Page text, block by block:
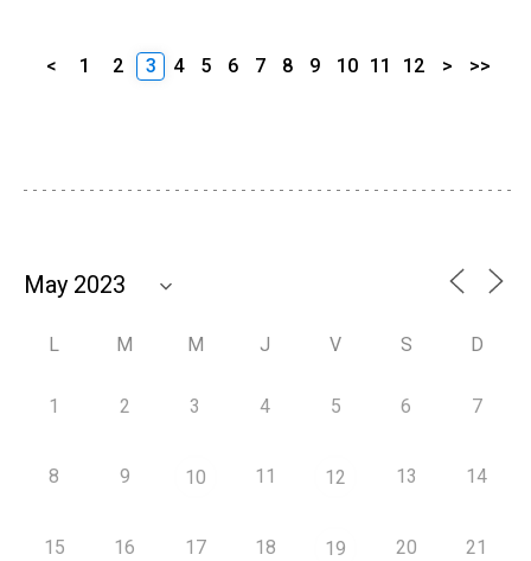
< 1 2 3 4 5 6 7 8 9 10 11 12 > >>
L M M J V S D
1 2 3 4 5 6 7
8 9 10 11 12 13 14
15 16 17 18 19 20 21